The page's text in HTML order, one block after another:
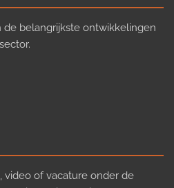
belangrijkste ontwikkelingen
video of vacature onder de